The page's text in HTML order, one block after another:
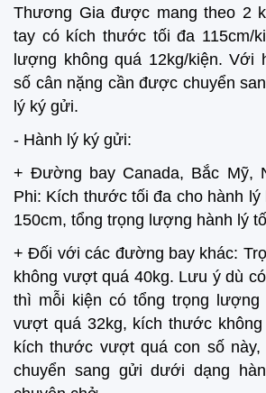
Thương Gia được mang theo 2
tay có kích thước tối đa 115cm/
lượng không quá 12kg/kiện. Với
số cân nặng cần được chuyển
lý ký gửi.
- Hành lý ký gửi:
+ Đường bay Canada, Bắc Mỹ,
Phi: Kích thước tối đa cho hành
150cm, tổng trọng lượng hành lý
+ Đối với các đường bay khác:
không vượt quá 40kg. Lưu ý dù
thì mỗi kiện có tổng trọng
vượt quá 32kg, kích thước không
kích thước vượt quá con số
chuyển sang gửi dưới dạng